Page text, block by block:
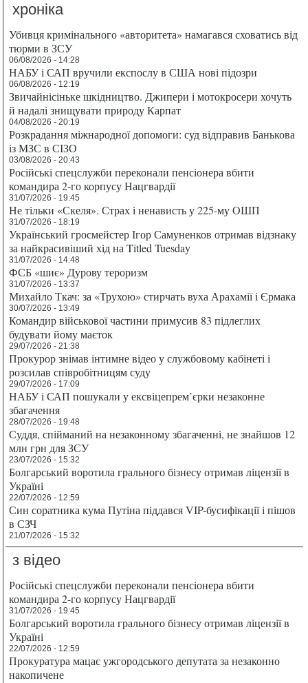
хроніка
Убивця кримінального «авторитета» намагався сховатись від
тюрми в ЗСУ
06/08/2026 - 14:28
НАБУ і САП вручили експослу в США нові підозри
06/08/2026 - 12:19
Звичайнісіньке шкідництво. Джипери і мотокросери хочуть
й надалі знищувати природу Карпат
04/08/2026 - 20:19
Розкрадання міжнародної допомоги: суд відправив Банькова
із МЗС в СІЗО
03/08/2026 - 20:43
Російські спецслужби переконали пенсіонера вбити
командира 2-го корпусу Нацгвардії
31/07/2026 - 19:45
Не тільки «Скеля». Страх і ненависть у 225-му ОШП
31/07/2026 - 18:19
Український гросмейстер Ігор Самуненков отримав відзнаку
за найкрасивіший хід на Titled Tuesday
31/07/2026 - 14:48
ФСБ «шиє» Дурову тероризм
31/07/2026 - 13:37
Михайло Ткач: за «Трухою» стирчать вуха Арахамії і Єрмака
30/07/2026 - 13:49
Командир військової частини примусив 83 підлеглих
будувати йому маєток
29/07/2026 - 21:38
Прокурор знімав інтимне відео у службовому кабінеті і
розсилав співробітницям суду
29/07/2026 - 17:09
НАБУ і САП пошукали у ексвіцепрем’єрки незаконне
збагачення
28/07/2026 - 19:48
Суддя, спійманий на незаконному збагаченні, не знайшов 12
млн грн для ЗСУ
23/07/2026 - 15:32
Болгарський воротила грального бізнесу отримав ліцензії в
Україні
22/07/2026 - 12:59
Син соратника кума Путіна піддався VIP-бусифікації і пішов
в СЗЧ
21/07/2026 - 15:32
з відео
Російські спецслужби переконали пенсіонера вбити
командира 2-го корпусу Нацгвардії
31/07/2026 - 19:45
Болгарський воротила грального бізнесу отримав ліцензії в
Україні
22/07/2026 - 12:59
Прокуратура мацає ужгородського депутата за незаконно
накопичене